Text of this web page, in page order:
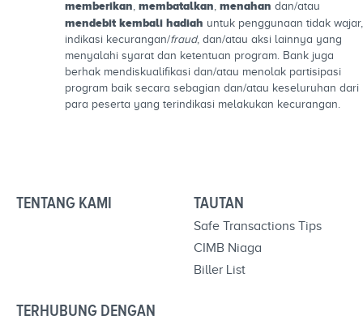
memberikan membatalkan menahan dan/atau
mendebit kembali hadiah untuk penggunaan tidak wajar,
indikasi kecurangan/fraud, dan/atau aksi lainnya yang
menyalahi syarat dan ketentuan program. Bank juga
berhak mendiskualifikasi dan/atau menolak partisipasi
program baik secara sebagian dan/atau keseluruhan dari
para peserta yang terindikasi melakukan kecurangan.
TENTANG KAMI TAUTAN
Safe Transactions Tips
CIMB Niaga
Biller List
TERHUBUNG DENGAN